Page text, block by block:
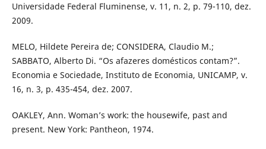
Universidade Federal Fluminense, v. 11, n. 2, p. 79-110, dez.
2009.
MELO, Hildete Pereira de; CONSIDERA, Claudio M.;
SABBATO, Alberto Di. “Os afazeres domésticos contam?”.
Economia e Sociedade, Instituto de Economia, UNICAMP, v.
16, n. 3, p. 435-454, dez. 2007.
OAKLEY, Ann. Woman’s work: the housewife, past and
present. New York: Pantheon, 1974.